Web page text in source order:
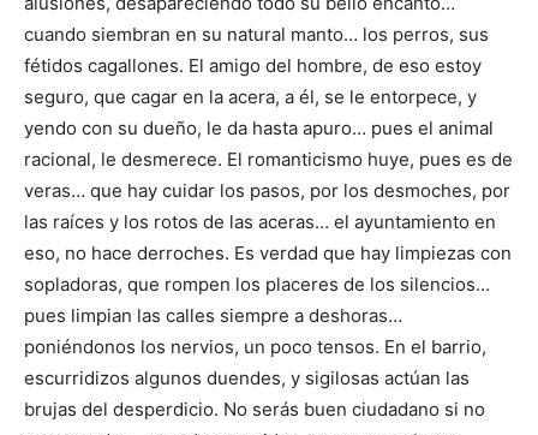
cuando siembran en su natural manto… los perros, sus
fétidos cagallones. El amigo del hombre, de eso estoy
seguro, que cagar en la acera, a él, se le entorpece, y
yendo con su dueño, le da hasta apuro… pues el animal
racional, le desmerece. El romanticismo huye, pues es de
veras… que hay cuidar los pasos, por los desmoches, por
las raíces y los rotos de las aceras… el ayuntamiento en
eso, no hace derroches. Es verdad que hay limpiezas con
sopladoras, que rompen los placeres de los silencios…
pues limpian las calles siempre a deshoras…
poniéndonos los nervios, un poco tensos. En el barrio,
escurridizos algunos duendes, y sigilosas actúan las
brujas del desperdicio. No serás buen ciudadano si no